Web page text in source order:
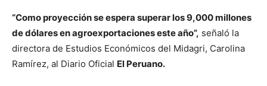
“Como proyección se espera superar los 9,000 millones
de dólares en agroexportaciones este año”, señaló la
directora de Estudios Económicos del Midagri, Carolina
Ramírez, al Diario Oficial El Peruano.